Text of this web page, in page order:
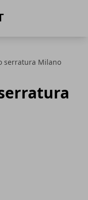
serratura Milano